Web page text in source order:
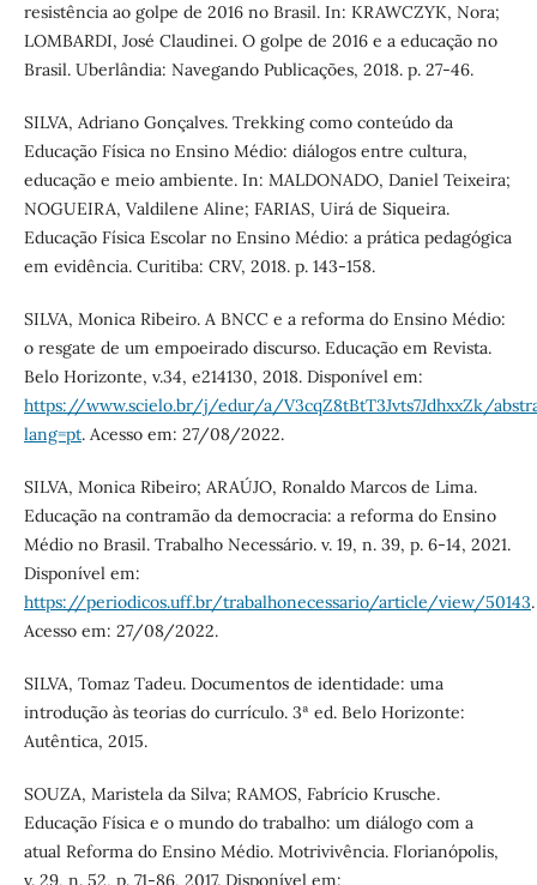
resistência ao golpe de 2016 no Brasil. In: KRAWCZYK, Nora;
LOMBARDI, José Claudinei. O golpe de 2016 e a educação no
Brasil. Uberlândia: Navegando Publicações, 2018. p. 27-46.
SILVA, Adriano Gonçalves. Trekking como conteúdo da
Educação Física no Ensino Médio: diálogos entre cultura,
educação e meio ambiente. In: MALDONADO, Daniel Teixeira;
NOGUEIRA, Valdilene Aline; FARIAS, Uirá de Siqueira.
Educação Física Escolar no Ensino Médio: a prática pedagógica
em evidência. Curitiba: CRV, 2018. p. 143-158.
SILVA, Monica Ribeiro. A BNCC e a reforma do Ensino Médio:
o resgate de um empoeirado discurso. Educação em Revista.
Belo Horizonte, v.34, e214130, 2018. Disponível em:
https://www.scielo.br/j/edur/a/V3cqZ8tBtT3Jvts7JdhxxZk/
lang=pt. Acesso em: 27/08/2022.
SILVA, Monica Ribeiro; ARAÚJO, Ronaldo Marcos de Lima.
Educação na contramão da democracia: a reforma do Ensino
Médio no Brasil. Trabalho Necessário. v. 19, n. 39, p. 6-14, 2021.
Disponível em:
https://periodicos.uff.br/trabalhonecessario/article/view/50143.
Acesso em: 27/08/2022.
SILVA, Tomaz Tadeu. Documentos de identidade: uma
introdução às teorias do currículo. 3ª ed. Belo Horizonte:
Autêntica, 2015.
SOUZA, Maristela da Silva; RAMOS, Fabrício Krusche.
Educação Física e o mundo do trabalho: um diálogo com a
atual Reforma do Ensino Médio. Motrivivência. Florianópolis,
v. 29, n. 52, p. 71-86, 2017. Disponível em: